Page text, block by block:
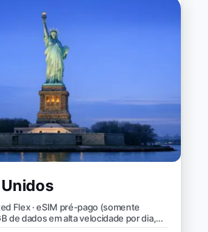
Flex · eSIM pré-pago (somente
de dados em alta velocidade por dia,